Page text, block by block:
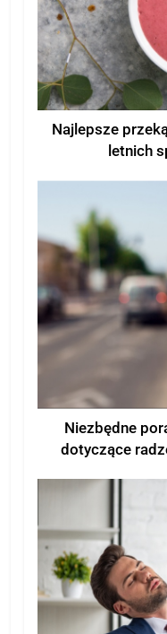
Najlepsze
letnich
Niezbędne
dotyczące